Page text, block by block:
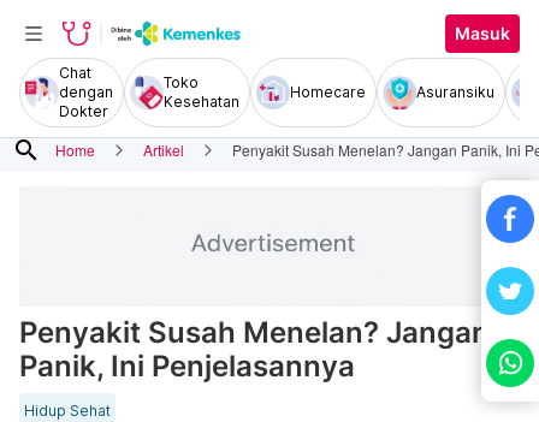
Masuk
Chat
dengan
Dokter
Toko
Kesehatan
Homecare Asuransiku
search Home Artikel Penyakit Susah Menelan? Jangan Panik, Ini
Penyakit Susah Menelan? Jangan
Panik, Ini Penjelasannya
Hidup Sehat